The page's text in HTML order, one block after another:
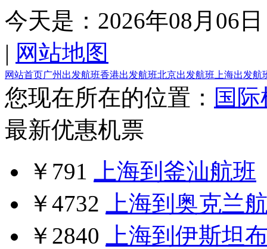
今天是： 2026年08月06日
| 网站地图
网站首页广州出发航班香港出发航班北京出发航班 上海出发航
您现在所在的位置： 国
最新优惠机票
￥791
上海到釜汕航班
￥4732
上海到奥克兰
￥2840
上海到伊斯坦